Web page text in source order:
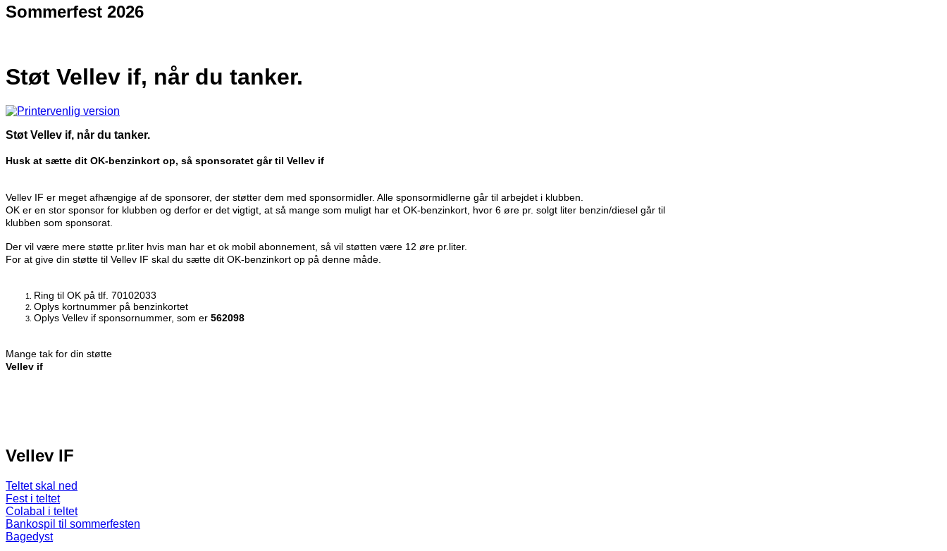
Sommerfest 2026
Støt Vellev if, når du tanker.
Støt Vellev if, når du tanker.
Husk at sætte dit OK-benzinkort op, så sponsoratet går til Vellev if
Vellev IF er meget afhængige af de sponsorer, der støtter dem med sponsormidler. Alle sponsormidlerne går til arbejdet i klubben.
OK er en stor sponsor for klubben og derfor er det vigtigt, at så mange som muligt har et OK-benzinkort, hvor 6 øre pr. solgt liter benzin/diesel går til
klubben som sponsorat.
Der vil være mere støtte pr.liter hvis man har et ok mobil abonnement, så vil støtten være 12 øre pr.liter.
For at give din støtte til Vellev IF skal du sætte dit OK-benzinkort op på denne måde.
Ring til OK på tlf. 70102033
Oplys kortnummer på benzinkortet
Oplys Vellev if sponsornummer, som er 562098
Mange tak for din støtte
Vellev if
Vellev IF
Teltet skal ned
Fest i teltet
Colabal i teltet
Bankospil til sommerfesten
Bagedyst